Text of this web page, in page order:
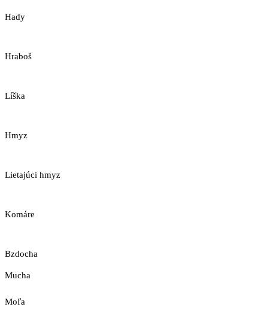
Hady
Hraboš
Líška
Hmyz
Lietajúci hmyz
Komáre
Bzdocha
Mucha
Moľa